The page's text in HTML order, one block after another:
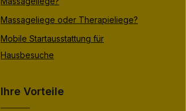
Massageliege oder Therapieliege?
Mobile Startausstattung für
Hausbesuche
Ihre Vorteile